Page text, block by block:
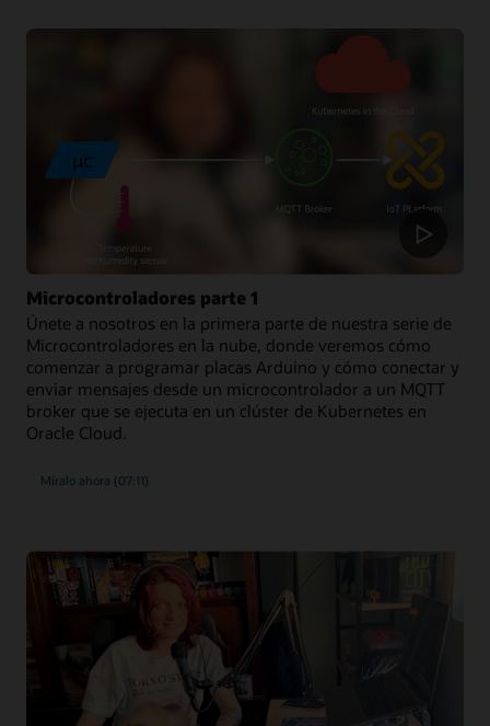
Microcontroladores parte 1
Únete a nosotros en la primera parte de nuestra serie de
Microcontroladores en la nube, donde veremos cómo
comenzar a programar placas Arduino y cómo conectar y
enviar mensajes desde un microcontrolador a un MQTT
broker que se ejecuta en un clúster de Kubernetes en
Oracle Cloud.
Míralo ahora (07:11)